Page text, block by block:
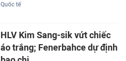
Quốc tế
HLV Kim Sang-sik vứt chiếc
áo trắng; Fenerbahce dự định